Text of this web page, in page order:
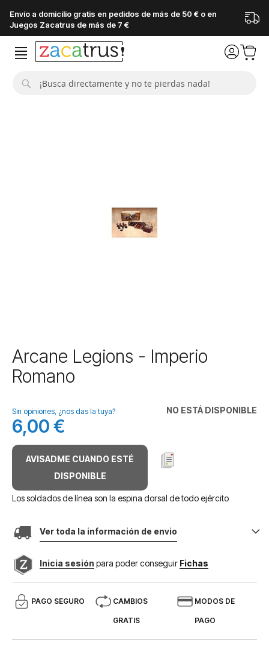
Envío a domicilio gratis en pedidos de más de 50 € o en
Juegos Zacatrus de más de 7 €
Saltar
al
comienzo
galería
de
imágenes
Arcane Legions - Imperio
Romano
NO ESTÁ DISPONIBLE
Sin opiniones, ¿nos das la tuya?
6,00 €
AVISADME CUANDO ESTÉ
DISPONIBLE
Los soldados de línea son la espina dorsal de todo ejército
Ver toda la información de envio
Inicia sesión para poder conseguir Fichas
PAGO SEGURO CAMBIOS
GRATIS
MODOS DE
PAGO